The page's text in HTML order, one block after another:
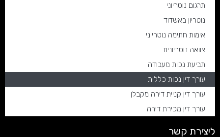
תרגום נוטריוני
נוטריון באשדוד
אימות חתימה נוטריוני
צוואה נוטריונית
תביעת נכות מעבודה
עורך דין נכות כללית
עורך דין קניית דירה מקבלן
עורך דין מכירת דירה
ליצירת קשר